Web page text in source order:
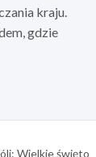
kraju.
gdzie
Wielkie święto